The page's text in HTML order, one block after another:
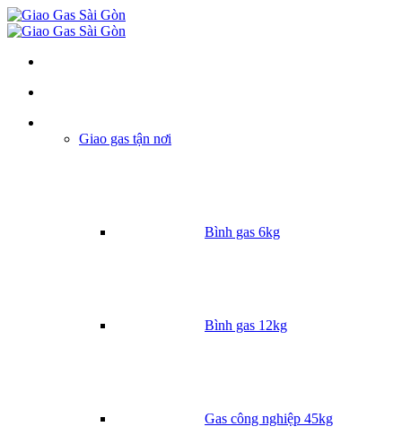
Giao gas tận nơi
Bình gas 6kg
Bình gas 12kg
Gas công nghiệp 45kg